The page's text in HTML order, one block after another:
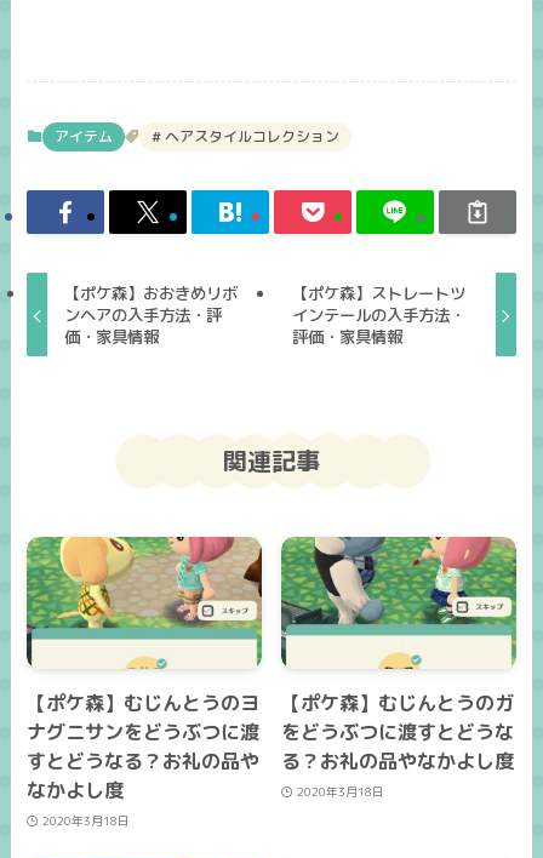
アイテム ヘアスタイルコレクション
【ポケ森】おおきめリボ
ンヘアの入手方法・評
価・家具情報
【ポケ森】ストレートツ
インテールの入手方法・
評価・家具情報
関連記事
【ポケ森】むじんとうのヨ
ナグニサンをどうぶつに渡
すとどうなる？お礼の品や
なかよし度
2020年3月18日
【ポケ森】むじんとうのガ
をどうぶつに渡すとどうな
る？お礼の品やなかよし度
2020年3月18日